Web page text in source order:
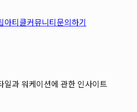
아티클커뮤니티문의하기
일과 워케이션에 관한 인사이트